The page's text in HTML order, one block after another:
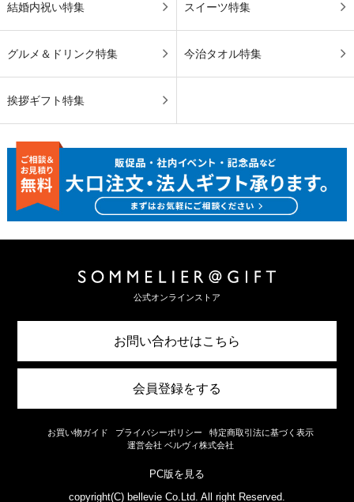
結婚内祝い特集 スイーツ特集
グルメ＆ドリンク特集 今治タオル特集
挨拶ギフト特集
公式オンラインストア
お問い合わせはこちら
会員登録をする
お買い物ガイド プライバシーポリシー
特定商取引法に基づく表示
運営会社 ベルヴィ株式会社
PC版を見る
copyright(C) bellevie Co.Ltd. All right Reserved.